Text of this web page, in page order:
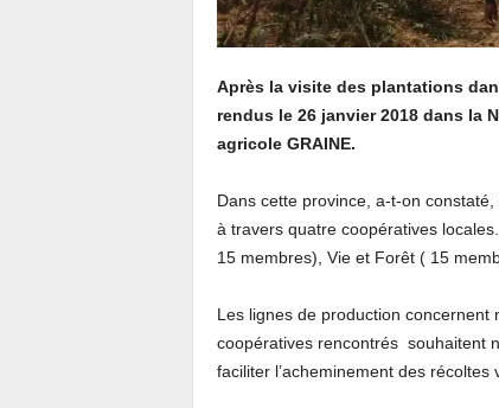
Après la visite des plantations
rendus le 26 janvier 2018 dans la
agricole GRAINE.
Dans cette province, a-t-on
à travers quatre coopératives
15 membres), Vie et Forêt ( 15
Les lignes de production
coopératives rencontrés souhaitent
faciliter l’acheminement des récoltes